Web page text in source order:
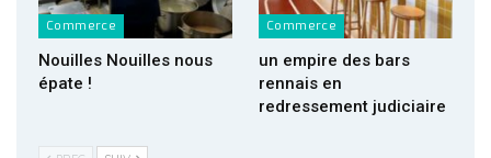
Commerce
Nouilles Nouilles nous
épate !
Commerce
un empire des bars
rennais en
redressement judiciaire